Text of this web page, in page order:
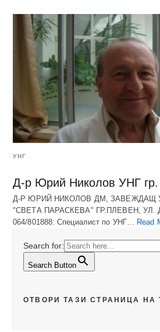
УНГ
Д-р Юрий Николов УНГ
Д-Р ЮРИЙ НИКОЛОВ ДМ, ЗАВЕЖДАЩ
"СВЕТА ПАРАСКЕВА" ГР.ПЛЕВЕН, УЛ.
064/801888: Специалист по УНГ… Read
Search for:
Search Button
ОТВОРИ ТАЗИ СТРАНИЦА НА